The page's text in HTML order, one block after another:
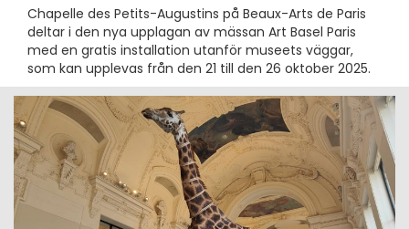
Chapelle des Petits-Augustins på Beaux-Arts de Paris
deltar i den nya upplagan av mässan Art Basel Paris
med en gratis installation utanför museets väggar,
som kan upplevas från den 21 till den 26 oktober 2025.